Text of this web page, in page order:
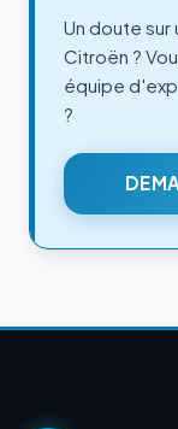
Un doute
Citroën ?
équipe
?